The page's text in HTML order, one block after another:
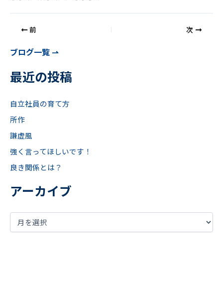
前 次
ブログ一覧 ⇀
最近の投稿
自立社員の育て方
所作
謙虚風
強く言ってほしいです！
良き関係とは？
アーカイブ